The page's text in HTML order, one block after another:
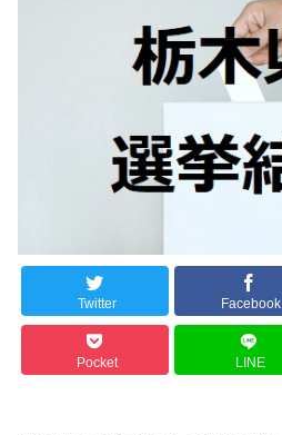
Twitter Facebook
Pocket LINE